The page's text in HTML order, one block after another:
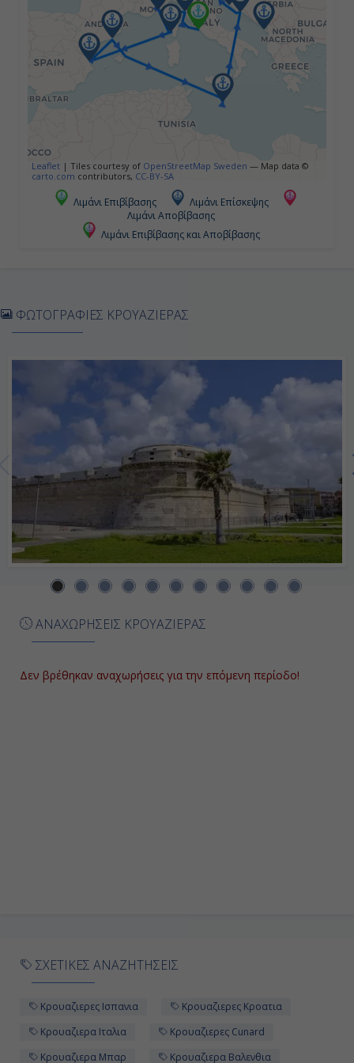
Βιλφράνς, Γαλλία
07:00
20:00
Αγιάτσιο (Κορσική), Γαλλία
07:00
Βαλένθια, Ισπανία
07:00
20:00
Ημέρα 8η
20:00
Ημέρα 11η
Leaflet | Tiles courtesy of OpenStreetMap Sweden — Map data ©
carto.com contributors, CC-BY-SA
Λιμάνι Επιβίβασης
Λιμάνι Επίσκεψης
Λιμάνι Αποβίβασης
Λιμάνι Επιβίβασης και Αποβίβασης
ΑΝΑΧΩΡΗΣΕΙΣ ΚΡΟΥΑΖΙΕΡΑΣ
Δεν βρέθηκαν αναχωρήσεις για την επόμενη περίοδο!
ΦΩΤΟΓΡΑΦΙΕΣ ΚΡΟΥΑΖΙΕΡΑΣ
ΣΧΕΤΙΚΕΣ ΑΝΑΖΗΤΗΣΕΙΣ
Κρουαζιερες Ισπανια
Κρουαζιερες Κροατια
Κρουαζιερα Ιταλια
Κρουαζιερες Cunard
Κρουαζιερα Μπαρ
Κρουαζιερα Βαλενθια